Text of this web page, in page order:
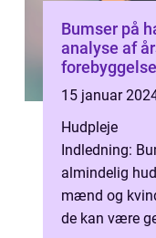
Bumser på
analyse af
forebyggelse
15 januar
Hudpleje
Indledning:
almindelig
mænd og
de kan være